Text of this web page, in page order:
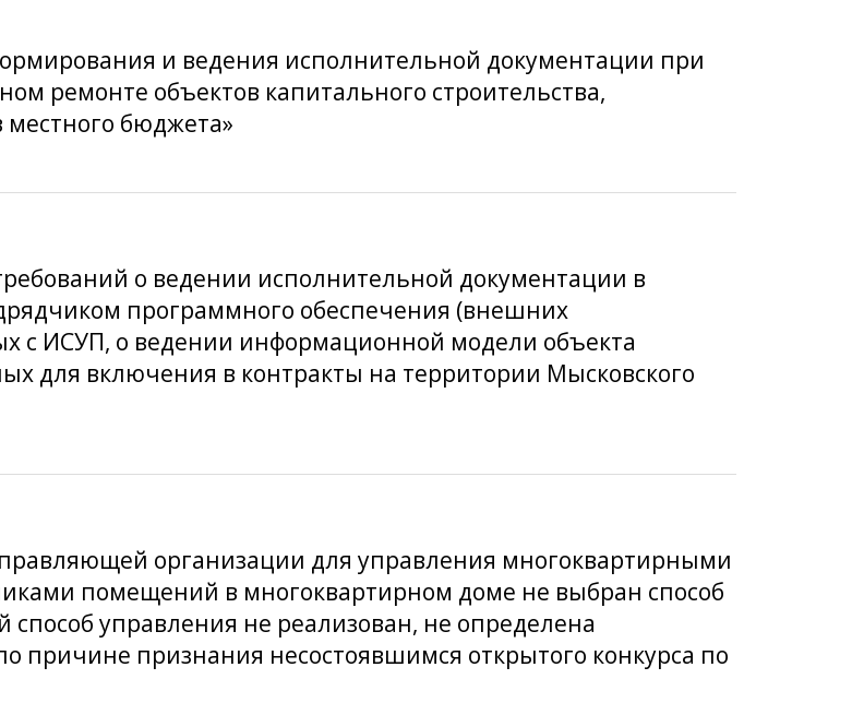
и ведения исполнительной документации при
ремонте объектов капитального строительства,
бюджета»
о ведении исполнительной документации в
программного обеспечения (внешних
с ИСУП, о ведении информационной модели объекта
для включения в контракты на территории Мысковского
организации для управления многоквартирными
помещений в многоквартирном доме не выбран способ
управления не реализован, не определена
причине признания несостоявшимся открытого конкурса по